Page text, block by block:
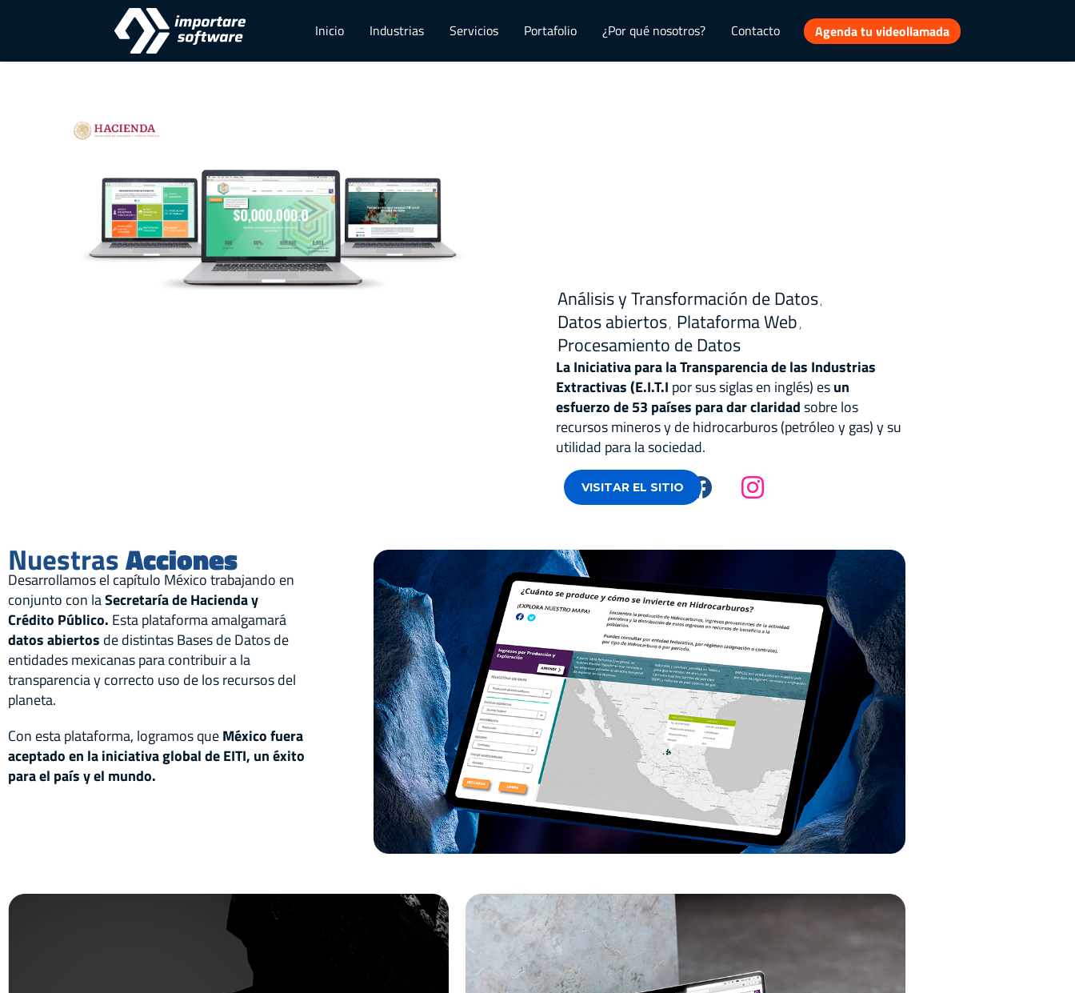
Inicio Industrias Servicios Portafolio ¿Por qué nosotros? Contacto Agenda tu videollamada
Análisis y Transformación de Datos,
Datos abiertos, Plataforma Web,
Procesamiento de Datos
La Iniciativa para la Transparencia de las Industrias
Extractivas (E.I.T.I por sus siglas en inglés) esun
esfuerzo de 53 países para dar claridadsobre los
recursos mineros y de hidrocarburos (petróleo y gas) y su
utilidad para la sociedad.
VISITAR EL SITIO
NuestrasAcciones
Desarrollamos el capítulo México trabajando en
conjunto con laSecretaría de Hacienda y
Crédito Público. Esta plataforma amalgamará
datos abiertos de distintas Bases de Datos de
entidades mexicanas para contribuir a la
transparencia y correcto uso de los recursos del
planeta.
Con esta plataforma, logramos queMéxico fuera
aceptado en la iniciativa global de EITI, un éxito
para el país y el mundo.